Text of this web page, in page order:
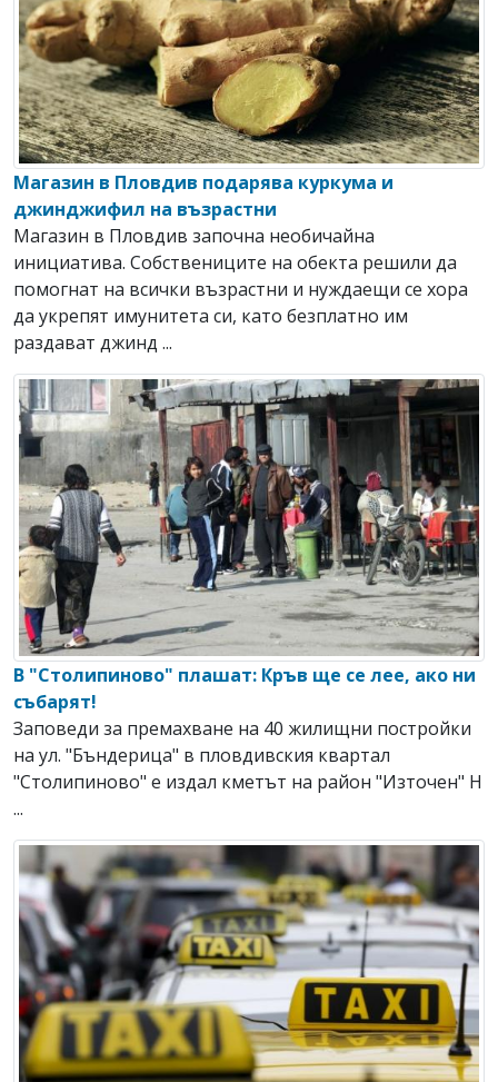
Магазин в Пловдив подарява куркума и
джинджифил на възрастни
Магазин в Пловдив започна необичайна
инициатива. Собствениците на обекта решили да
помогнат на всички възрастни и нуждаещи се хора
да укрепят имунитета си, като безплатно им
раздават джинд ...
В "Столипиново" плашат: Кръв ще се лее, ако ни
събарят!
Заповеди за премахване на 40 жилищни постройки
на ул. "Бъндерица" в пловдивския квартал
"Столипиново" е издал кметът на район "Източен" Н
...